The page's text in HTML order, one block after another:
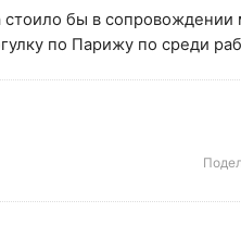
бы в
по Парижу по среди